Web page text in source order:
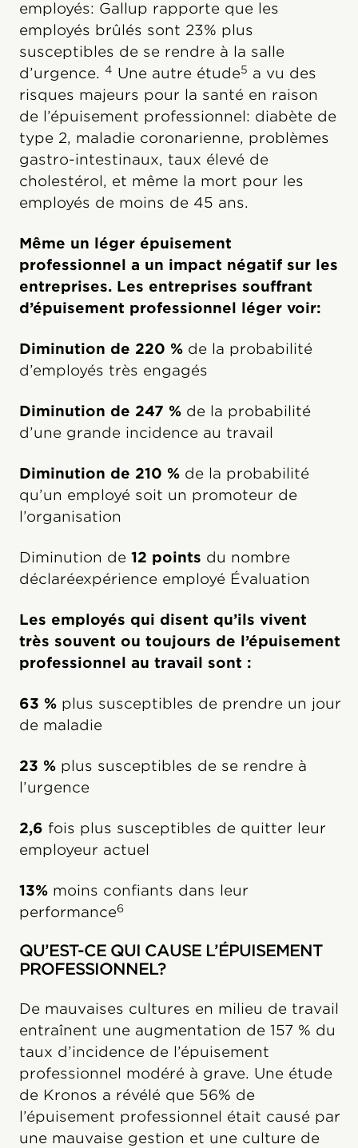
employés: Gallup rapporte que les
employés brûlés sont 23% plus
susceptibles de se rendre à la salle
d’urgence. 4 Une autre étude5 a vu des
risques majeurs pour la santé en raison
de l’épuisement professionnel: diabète de
type 2, maladie coronarienne, problèmes
gastro-intestinaux, taux élevé de
cholestérol, et même la mort pour les
employés de moins de 45 ans.
Même un léger épuisement
professionnel a un impact négatif sur les
entreprises. Les entreprises souffrant
d’épuisement professionnel léger voir:
Diminution de 220 % de la probabilité
d’employés très engagés
Diminution de 247 % de la probabilité
d’une grande incidence au travail
Diminution de 210 % de la probabilité
qu’un employé soit un promoteur de
l’organisation
Diminution de 12 points du nombre
déclaréexpérience employé Évaluation
Les employés qui disent qu’ils vivent
très souvent ou toujours de l’épuisement
professionnel au travail sont :
63 % plus susceptibles de prendre un jour
de maladie
23 % plus susceptibles de se rendre à
l’urgence
2,6 fois plus susceptibles de quitter leur
employeur actuel
13% moins confiants dans leur
performance6
QU’EST-CE QUI CAUSE L’ÉPUISEMENT
PROFESSIONNEL?
De mauvaises cultures en milieu de travail
entraînent une augmentation de 157 % du
taux d’incidence de l’épuisement
professionnel modéré à grave. Une étude
de Kronos a révélé que 56% de
l’épuisement professionnel était causé par
une mauvaise gestion et une culture de